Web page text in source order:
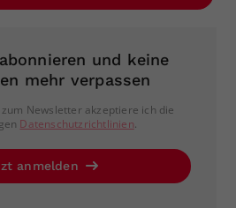
und keine
mehr verpassen
Newsletter akzeptiere ich die
Datenschutzrichtlinien.
anmelden